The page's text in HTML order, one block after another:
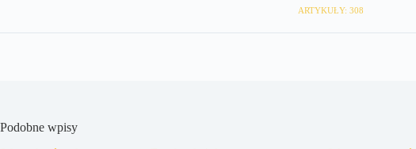
ARTYKUŁY: 308
Podobne wpisy